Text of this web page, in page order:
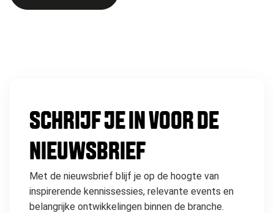
SCHRIJF JE IN VOOR DE
NIEUWSBRIEF
Met de nieuwsbrief blijf je op de hoogte van
inspirerende kennissessies, relevante events en
belangrijke ontwikkelingen binnen de branche.